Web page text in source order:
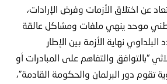
عن اختلاق الأزمات وفرض الإرادات،
موحد ينهي ملفات ومشاكل عالقة
نهاية الأزمة بين الإطار
“بالتوافق والتفاهم على المبادرات أو
تقوم دور البرلمان والحكومة القادمة”،